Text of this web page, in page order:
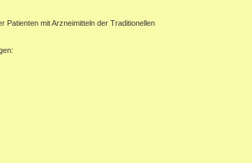
Patienten mit Arzneimitteln der Traditionellen